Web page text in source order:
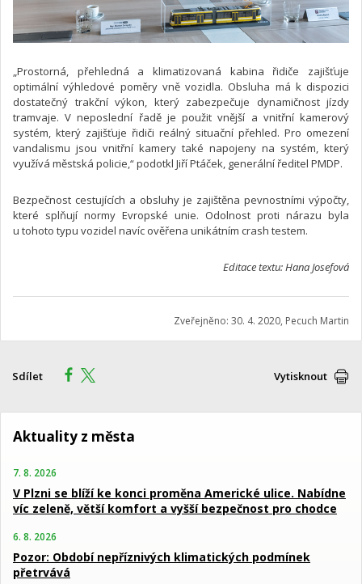
„Prostorná, přehledná a klimatizovaná kabina řidiče zajišťuje
optimální výhledové poměry vně vozidla. Obsluha má k dispozici
dostatečný trakční výkon, který zabezpečuje dynamičnost jízdy
tramvaje. V neposlední řadě je použit vnější a vnitřní kamerový
systém, který zajišťuje řidiči reálný situační přehled. Pro omezení
vandalismu jsou vnitřní kamery také napojeny na systém, který
využívá městská policie,“ podotkl Jiří Ptáček, generální ředitel PMDP.
Bezpečnost cestujících a obsluhy je zajištěna pevnostními výpočty,
které splňují normy Evropské unie. Odolnost proti nárazu byla
u tohoto typu vozidel navíc ověřena unikátním crash testem.
Editace textu: Hana Josefová
Zveřejněno: 30. 4. 2020, Pecuch Martin
Sdílet Vytisknout
Aktuality z města
7. 8. 2026
V Plzni se blíží ke konci proměna Americké ulice. Nabídne
víc zeleně, větší komfort a vyšší bezpečnost pro chodce
6. 8. 2026
Pozor: Období nepříznivých klimatických podmínek
přetrvává